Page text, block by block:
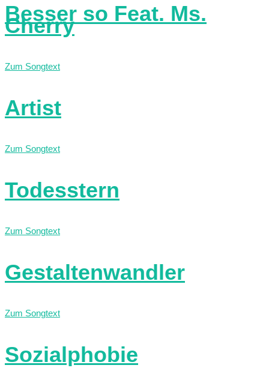
Besser so Feat. Ms.
Cherry
Zum Songtext
Artist
Zum Songtext
Todesstern
Zum Songtext
Gestaltenwandler
Zum Songtext
Sozialphobie